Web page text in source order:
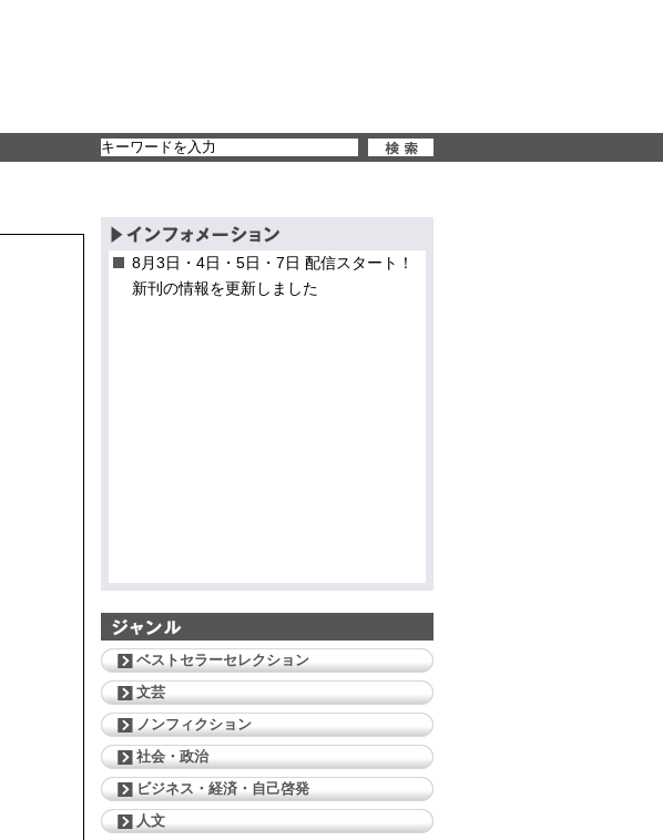
8月3日・4日・5日・7日 配信スタート！
新刊の情報を更新しました
ベストセラーセレクション
文芸
ノンフィクション
社会・政治
ビジネス・経済・自己啓発
人文